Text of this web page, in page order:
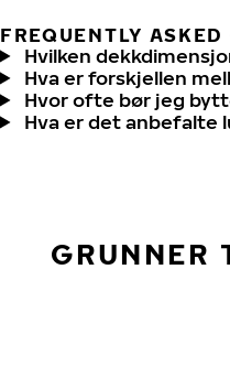
FREQUENTLY
Hvilken
Hva er forskjellen
Hvor ofte bør jeg
Hva er det anbefalte
GRUNNER